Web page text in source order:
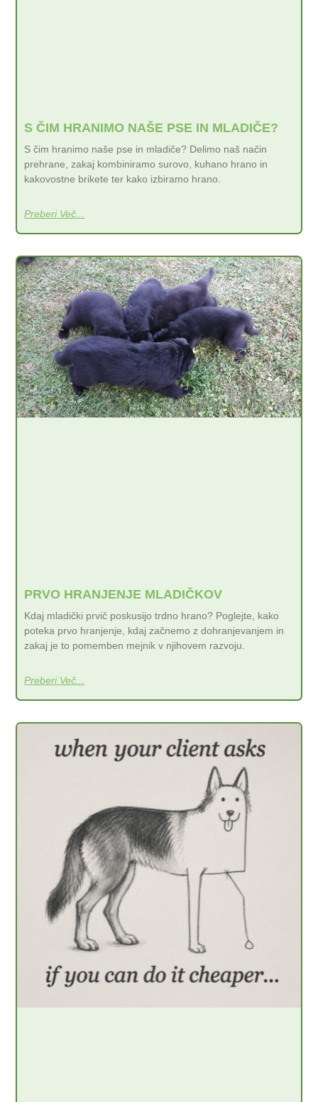
S ČIM HRANIMO NAŠE PSE IN MLADIČE?
S čim hranimo naše pse in mladiče? Delimo naš način
prehrane, zakaj kombiniramo surovo, kuhano hrano in
kakovostne brikete ter kako izbiramo hrano.
Preberi Več...
PRVO HRANJENJE MLADIČKOV
Kdaj mladički prvič poskusijo trdno hrano? Poglejte, kako
poteka prvo hranjenje, kdaj začnemo z dohranjevanjem in
zakaj je to pomemben mejnik v njihovem razvoju.
Preberi Več...